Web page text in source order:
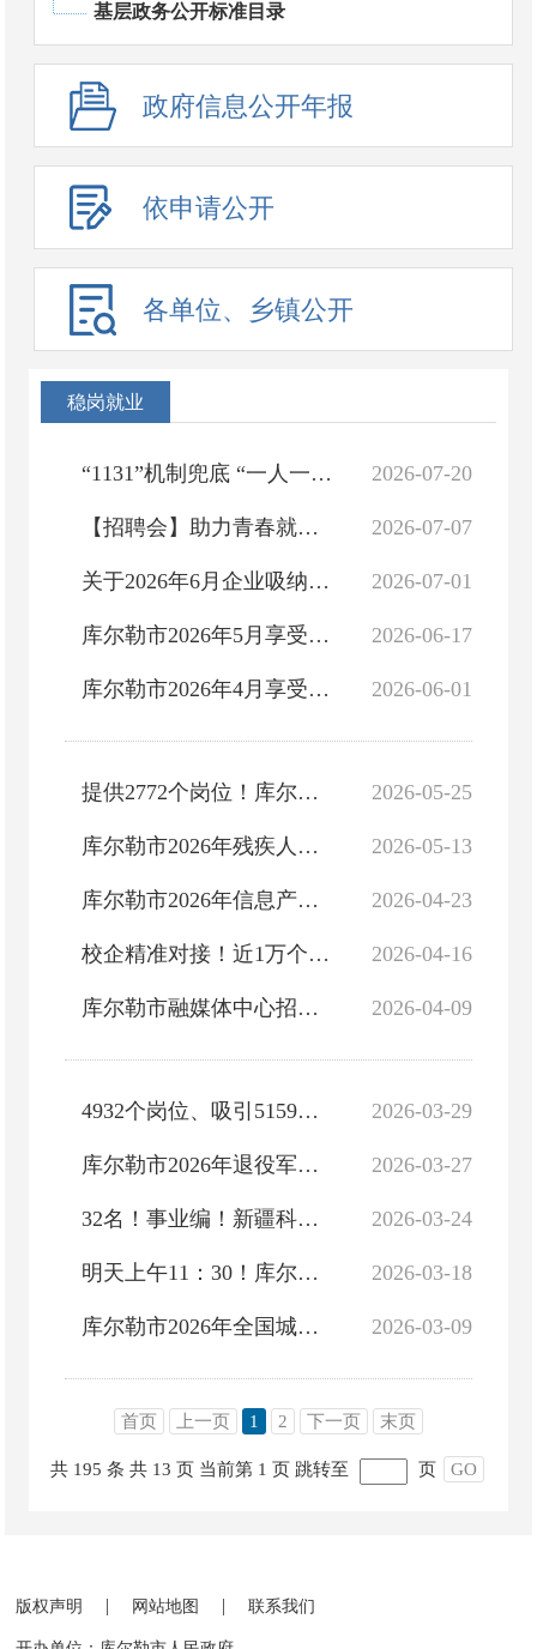
基层政务公开标准目录
政府信息公开年报
依申请公开
各单位、乡镇公开
稳岗就业
2026-07-20
“1131”机制兜底 “一人一策”帮扶——库尔勒市全力推动高校毕业生高质量充分就业
2026-07-07
【招聘会】助力青春就业 护航逐梦前行——库尔勒市2026年离校未就业高校毕业生服务攻坚行动专场招聘会来啦！
2026-07-01
关于2026年6月企业吸纳就业人员社会保险补贴名单公示
2026-06-17
库尔勒市2026年5月享受公益性岗位补贴人员名单公示
2026-06-01
库尔勒市2026年4月享受公益性岗位补贴人员名单公示
2026-05-25
提供2772个岗位！库尔勒市举办2026年“技展天山”专场招聘会
2026-05-13
库尔勒市2026年残疾人就业帮扶专场招聘会 来啦！
2026-04-23
库尔勒市2026年信息产业专场招聘会来啦，就在明天！不见不散！
2026-04-16
校企精准对接！近1万个岗位走进新疆科技学院
2026-04-09
库尔勒市融媒体中心招人啦！
2026-03-29
4932个岗位、吸引5159人！2026年巴州春季人才专场招聘会圆满举办
2026-03-27
库尔勒市2026年退役军人专场招聘会来了
2026-03-24
32名！事业编！新疆科技学院2026年面向社会公开招聘
2026-03-18
明天上午11：30！库尔勒这场招聘会别错过
2026-03-09
库尔勒市2026年全国城市联合招聘高校毕业生专场招聘会圆满举办
首页 上一页 1 2 下一页 末页
共 195 条 共 13 页 当前第 1 页 跳转至 页 GO
版权声明 | 网站地图 | 联系我们